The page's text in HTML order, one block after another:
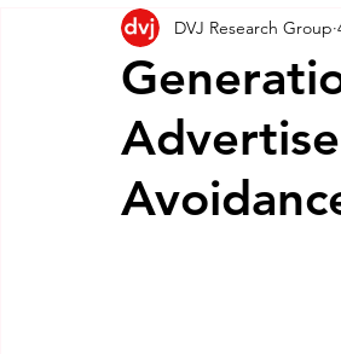
Interview om Brand Growth
Kolonne Blog
DVJ Research Group